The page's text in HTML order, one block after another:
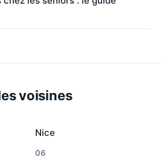
voisines
Nice
06